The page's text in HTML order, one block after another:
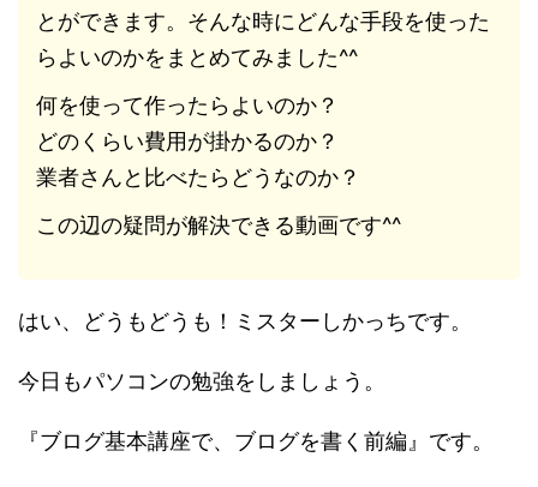
とができます。そんな時にどんな手段を使った
らよいのかをまとめてみました^^
何を使って作ったらよいのか？
どのくらい費用が掛かるのか？
業者さんと比べたらどうなのか？
この辺の疑問が解決できる動画です^^
はい、どうもどうも！ミスターしかっちです。
今日もパソコンの勉強をしましょう。
『ブログ基本講座で、ブログを書く前編』です。